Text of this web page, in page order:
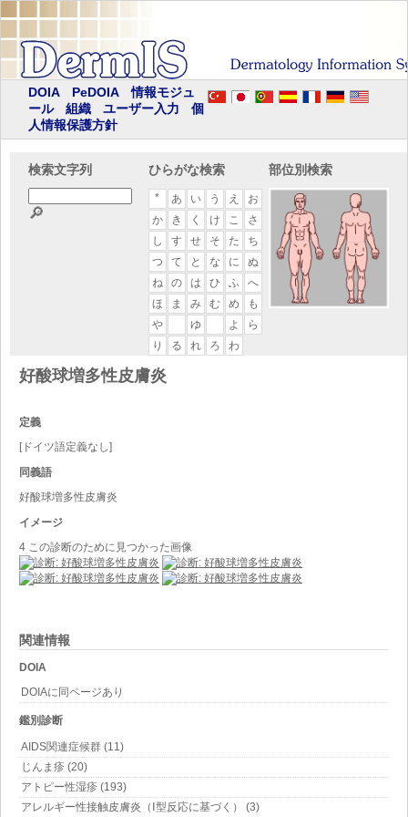
DOIA PeDOIA
情報モジュ
ール
組織 ユーザー入力
個
人情報保護方針
検索文字列
🔎
ひらがな検索
* あ い う え
お
か
き く け こ
さ
し
す せ そ た
ち
つ
て と な に
ぬ
ね
の は ひ ふ
へ
ほ
ま み む め
も
や
ゆ よ
ら
り
る れ ろ わ
部位別検索
関連情報
DOIA
DOIAに同ページあり
鑑別診断
AIDS関連症候群 (11)
じんま疹 (20)
アトピー性湿疹 (193)
アレルギー性接触皮膚炎（Ⅰ型反応に基づく） (3)
好酸球増多性皮膚炎
定義
[ドイツ語定義なし]
同義語
好酸球増多性皮膚炎
イメージ
4 この診断のために見つかった画像